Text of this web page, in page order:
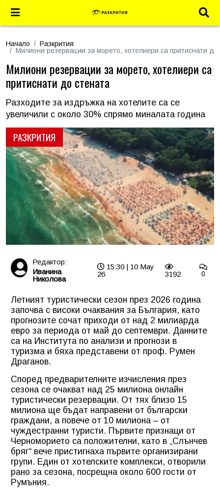
Начало
Разкрития
Милиони резервации за морето, хотелиери са притиснати до
РАЗКРИТИЯ
Милиони резервации за морето, хотелиери са
притиснати до стената
Разходите за издръжка на хотелите са се
увеличили с около 30% спрямо миналата година
Редактор:
Иванина
Николова
15:30 | 10 May
26
3192 0
Летният туристически сезон през 2026 година
започва с високи очаквания за България, като
прогнозите сочат приходи от над 2 милиарда
евро за периода от май до септември. Данните
са на Института по анализи и прогнози в
туризма и бяха представени от проф. Румен
Драганов.
Според предварителните изчисления през
сезона се очакват над 25 милиона онлайн
туристически резервации. От тях близо 15
милиона ще бъдат направени от български
граждани, а повече от 10 милиона – от
чуждестранни туристи. Първите признаци от
Черноморието са положителни, като в „Слънчев
бряг“ вече пристигнаха първите организирани
групи. Един от хотелските комплекси, отворили
рано за сезона, посрещна около 600 гости от
Румъния.